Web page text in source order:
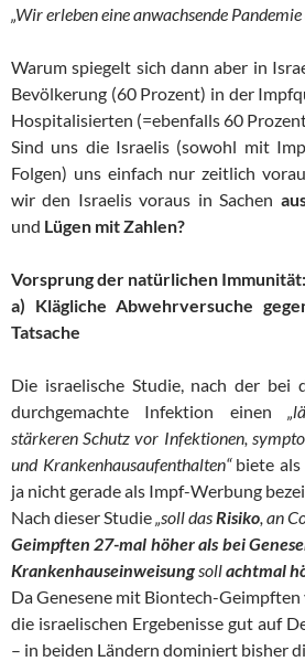
„Wir erleben eine anwachsende
Warum spiegelt sich dann aber in
Bevölkerung (60 Prozent) in der
Hospitalisierten (=ebenfalls 60
Sind uns die Israelis (sowohl mit
Folgen) uns einfach nur zeitlich
wir den Israelis voraus in Sachen
und Lügen mit Zahlen?
Vorsprung der natürlichen Immunität:
a) Klägliche Abwehrversuche
Tatsache
Die israelische Studie, nach der bei
durchgemachte Infektion einen
stärkeren Schutz vor Infektionen,
und Krankenhausaufenthalten“biete als
ja nicht gerade als Impf-Werbung
Nach dieser Studie„soll dasRisiko, an
Geimpften 27-mal höher als bei
Krankenhauseinweisungsollachtmal
Da Genesene mit Biontech-
die israelischen Ergebenisse gut auf
– in beiden Ländern dominiert bisher